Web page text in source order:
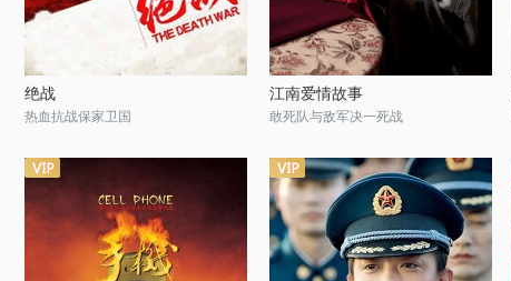
绝战
热血抗战保家卫国
江南爱情故事
敢死队与敌军决一死战